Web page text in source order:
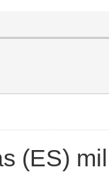
(ES)